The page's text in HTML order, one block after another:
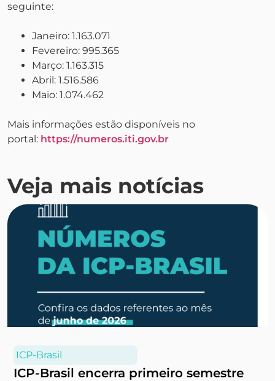
seguinte:
Janeiro: 1.163.071
Fevereiro: 995.365
Março: 1.163.315
Abril: 1.516.586
Maio: 1.074.462
Mais informações estão disponíveis no
portal: https://numeros.iti.gov.br
Veja mais notícias
ICP-Brasil
ICP-Brasil encerra primeiro semestre